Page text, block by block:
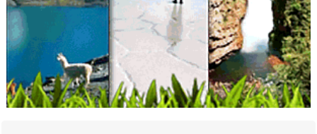
Carnes a la Parrilla
Restaurantes
Restaurantes: Churrasquerías
Churrasquerías
Heladerías
Comida Rápida